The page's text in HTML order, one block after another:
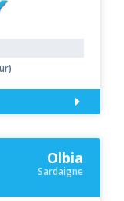
Olbia
Sardaigne